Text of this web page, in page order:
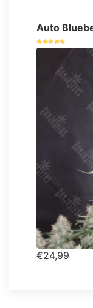
Auto
€24,99